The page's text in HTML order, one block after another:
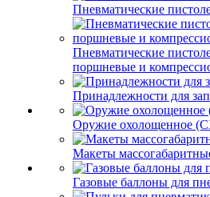
Пневматические
Пневматические
поршневые и
Принадлежности для
Оружие охолощенное
Макеты
Газовые баллоны для